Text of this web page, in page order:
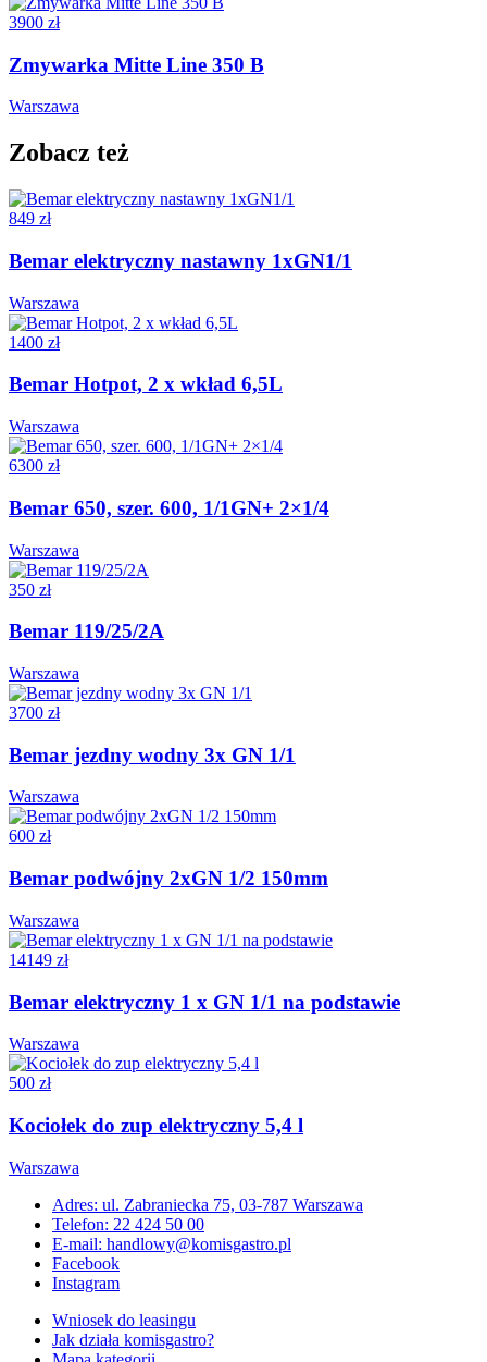
3900 zł
Zmywarka Mitte Line 350 B
Warszawa
Zobacz też
849 zł
Bemar elektryczny nastawny 1xGN1/1
Warszawa
1400 zł
Bemar Hotpot, 2 x wkład 6,5L
Warszawa
6300 zł
Bemar 650, szer. 600, 1/1GN+ 2×1/4
Warszawa
350 zł
Bemar 119/25/2A
Warszawa
3700 zł
Bemar jezdny wodny 3x GN 1/1
Warszawa
600 zł
Bemar podwójny 2xGN 1/2 150mm
Warszawa
14149 zł
Bemar elektryczny 1 x GN 1/1 na podstawie
Warszawa
500 zł
Kociołek do zup elektryczny 5,4 l
Warszawa
Adres: ul. Zabraniecka 75, 03-787 Warszawa
Telefon: 22 424 50 00
E-mail: handlowy@komisgastro.pl
Facebook
Instagram
Wniosek do leasingu
Jak działa komisgastro?